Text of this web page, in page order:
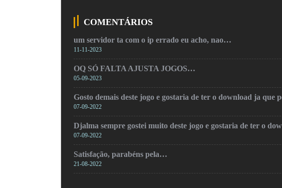
COMENTÁRIOS
um servidor ta com o ip errado eu acho, nao…
11-11-2023
OQ SÓ FALTA AJUSTA JOGOS…
05-09-2023
Gosto demais deste jogo e gostaria de ter o download ja que
07-09-2022
Djalma sempre gostei muito deste jogo e gostaria de ter o
07-09-2022
Satisfação, parabéns pela…
21-08-2022